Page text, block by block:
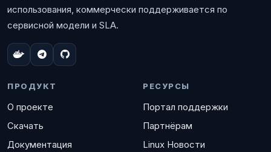
использования, коммерчески поддерживается по
сервисной модели и SLA.
ПРОДУКТ
О проекте
Скачать
Документация
РЕСУРСЫ
Портал поддержки
Партнёрам
Linux Новости